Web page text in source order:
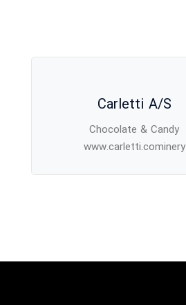
Carletti A/S
Chocolate & Candy
www.carletti.cominery